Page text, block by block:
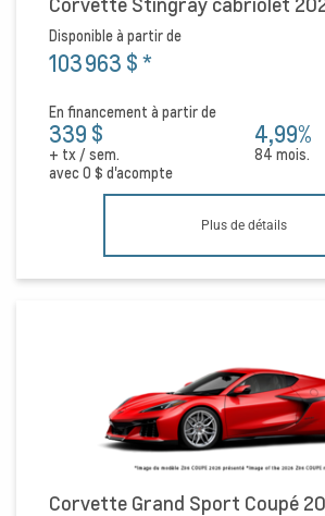
Disponible à partir de
103 963 $*
En financement à partir de
339 $
+ tx / sem.
4,99%
84 mois.
avec0 $ d'acompte
Plus de détails
Corvette Grand Sport Coupé